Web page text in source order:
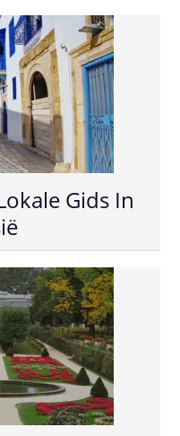
Gids In